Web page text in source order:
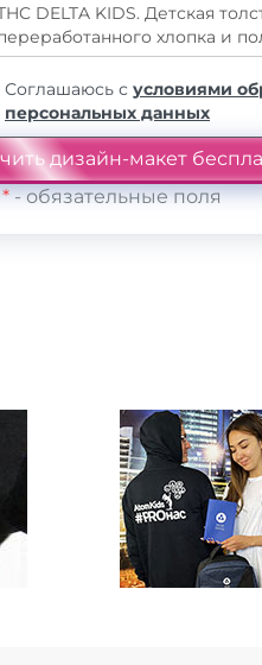
Соглашаюсь с условиями
персональных данных
*- обязательные поля